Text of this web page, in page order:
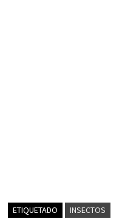
ETIQUETADO INSECTOS